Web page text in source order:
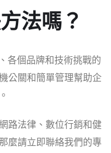
法嗎？
各個品牌和技術挑戰的
公關和簡單管理幫助企
路法律、數位行銷和健
麼請立即聯絡我們的專